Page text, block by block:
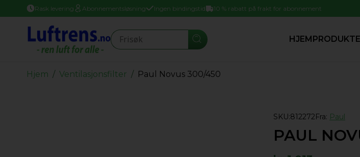
Rask levering Abonnementsløsning Ingen bindingstid 10 % rabatt på frakt for abonnement
Seearch HJEM
Hjem Ventilasjonsfilter Paul Novus 300/450
SKU:812272Fra: Paul
PAUL